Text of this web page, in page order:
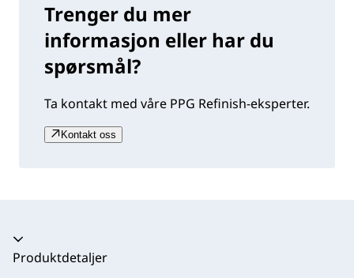
Trenger du mer
informasjon eller har du
spørsmål?
Ta kontakt med våre PPG Refinish-eksperter.
Kontakt oss
Trekkspill kollapset
Produktdetaljer